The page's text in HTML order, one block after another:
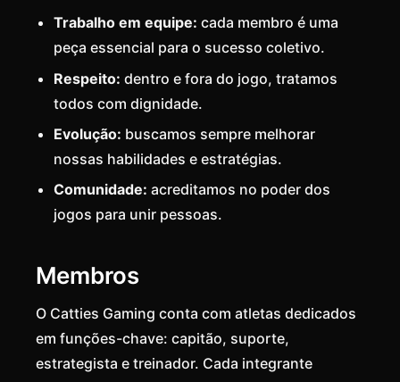
Trabalho em equipe: cada membro é uma
peça essencial para o sucesso coletivo.
Respeito: dentro e fora do jogo, tratamos
todos com dignidade.
Evolução: buscamos sempre melhorar
nossas habilidades e estratégias.
Comunidade: acreditamos no poder dos
jogos para unir pessoas.
Membros
O Catties Gaming conta com atletas dedicados
em funções-chave: capitão, suporte,
estrategista e treinador. Cada integrante